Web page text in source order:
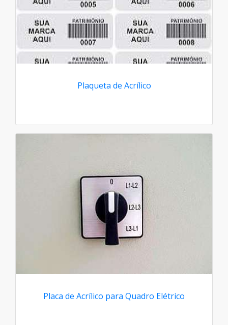
Plaqueta de Acrílico
Placa de Acrílico para Quadro Elétrico